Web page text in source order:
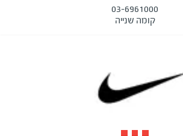
03-6961000
קומה שנייה